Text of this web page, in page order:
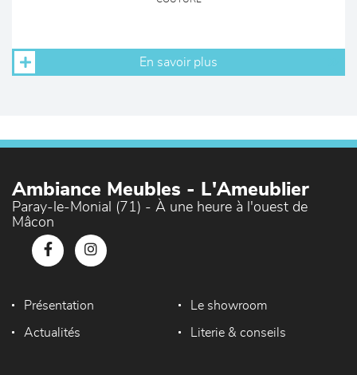
En savoir plus
Ambiance Meubles - L'Ameublier
Paray-le-Monial (71) - À une heure à l'ouest de
Mâcon
Présentation Le showroom
Actualités Literie & conseils